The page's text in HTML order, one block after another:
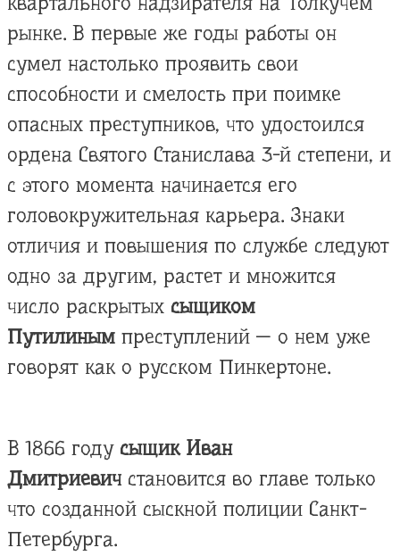
рынке. В первые же годы работы он
сумел настолько проявить свои
способности и смелость при поимке
опасных преступников, что удостоился
ордена Святого Станислава 3-й степени, и
с этого момента начинается его
головокружительная карьера. Знаки
отличия и повышения по службе следуют
одно за другим, растет и множится
число раскрытых сыщиком
Путилиным преступлений — о нем уже
говорят как о русском Пинкертоне.
В 1866 году сыщик Иван
Дмитриевич становится во главе только
что созданной сыскной полиции Санкт-
Петербурга.